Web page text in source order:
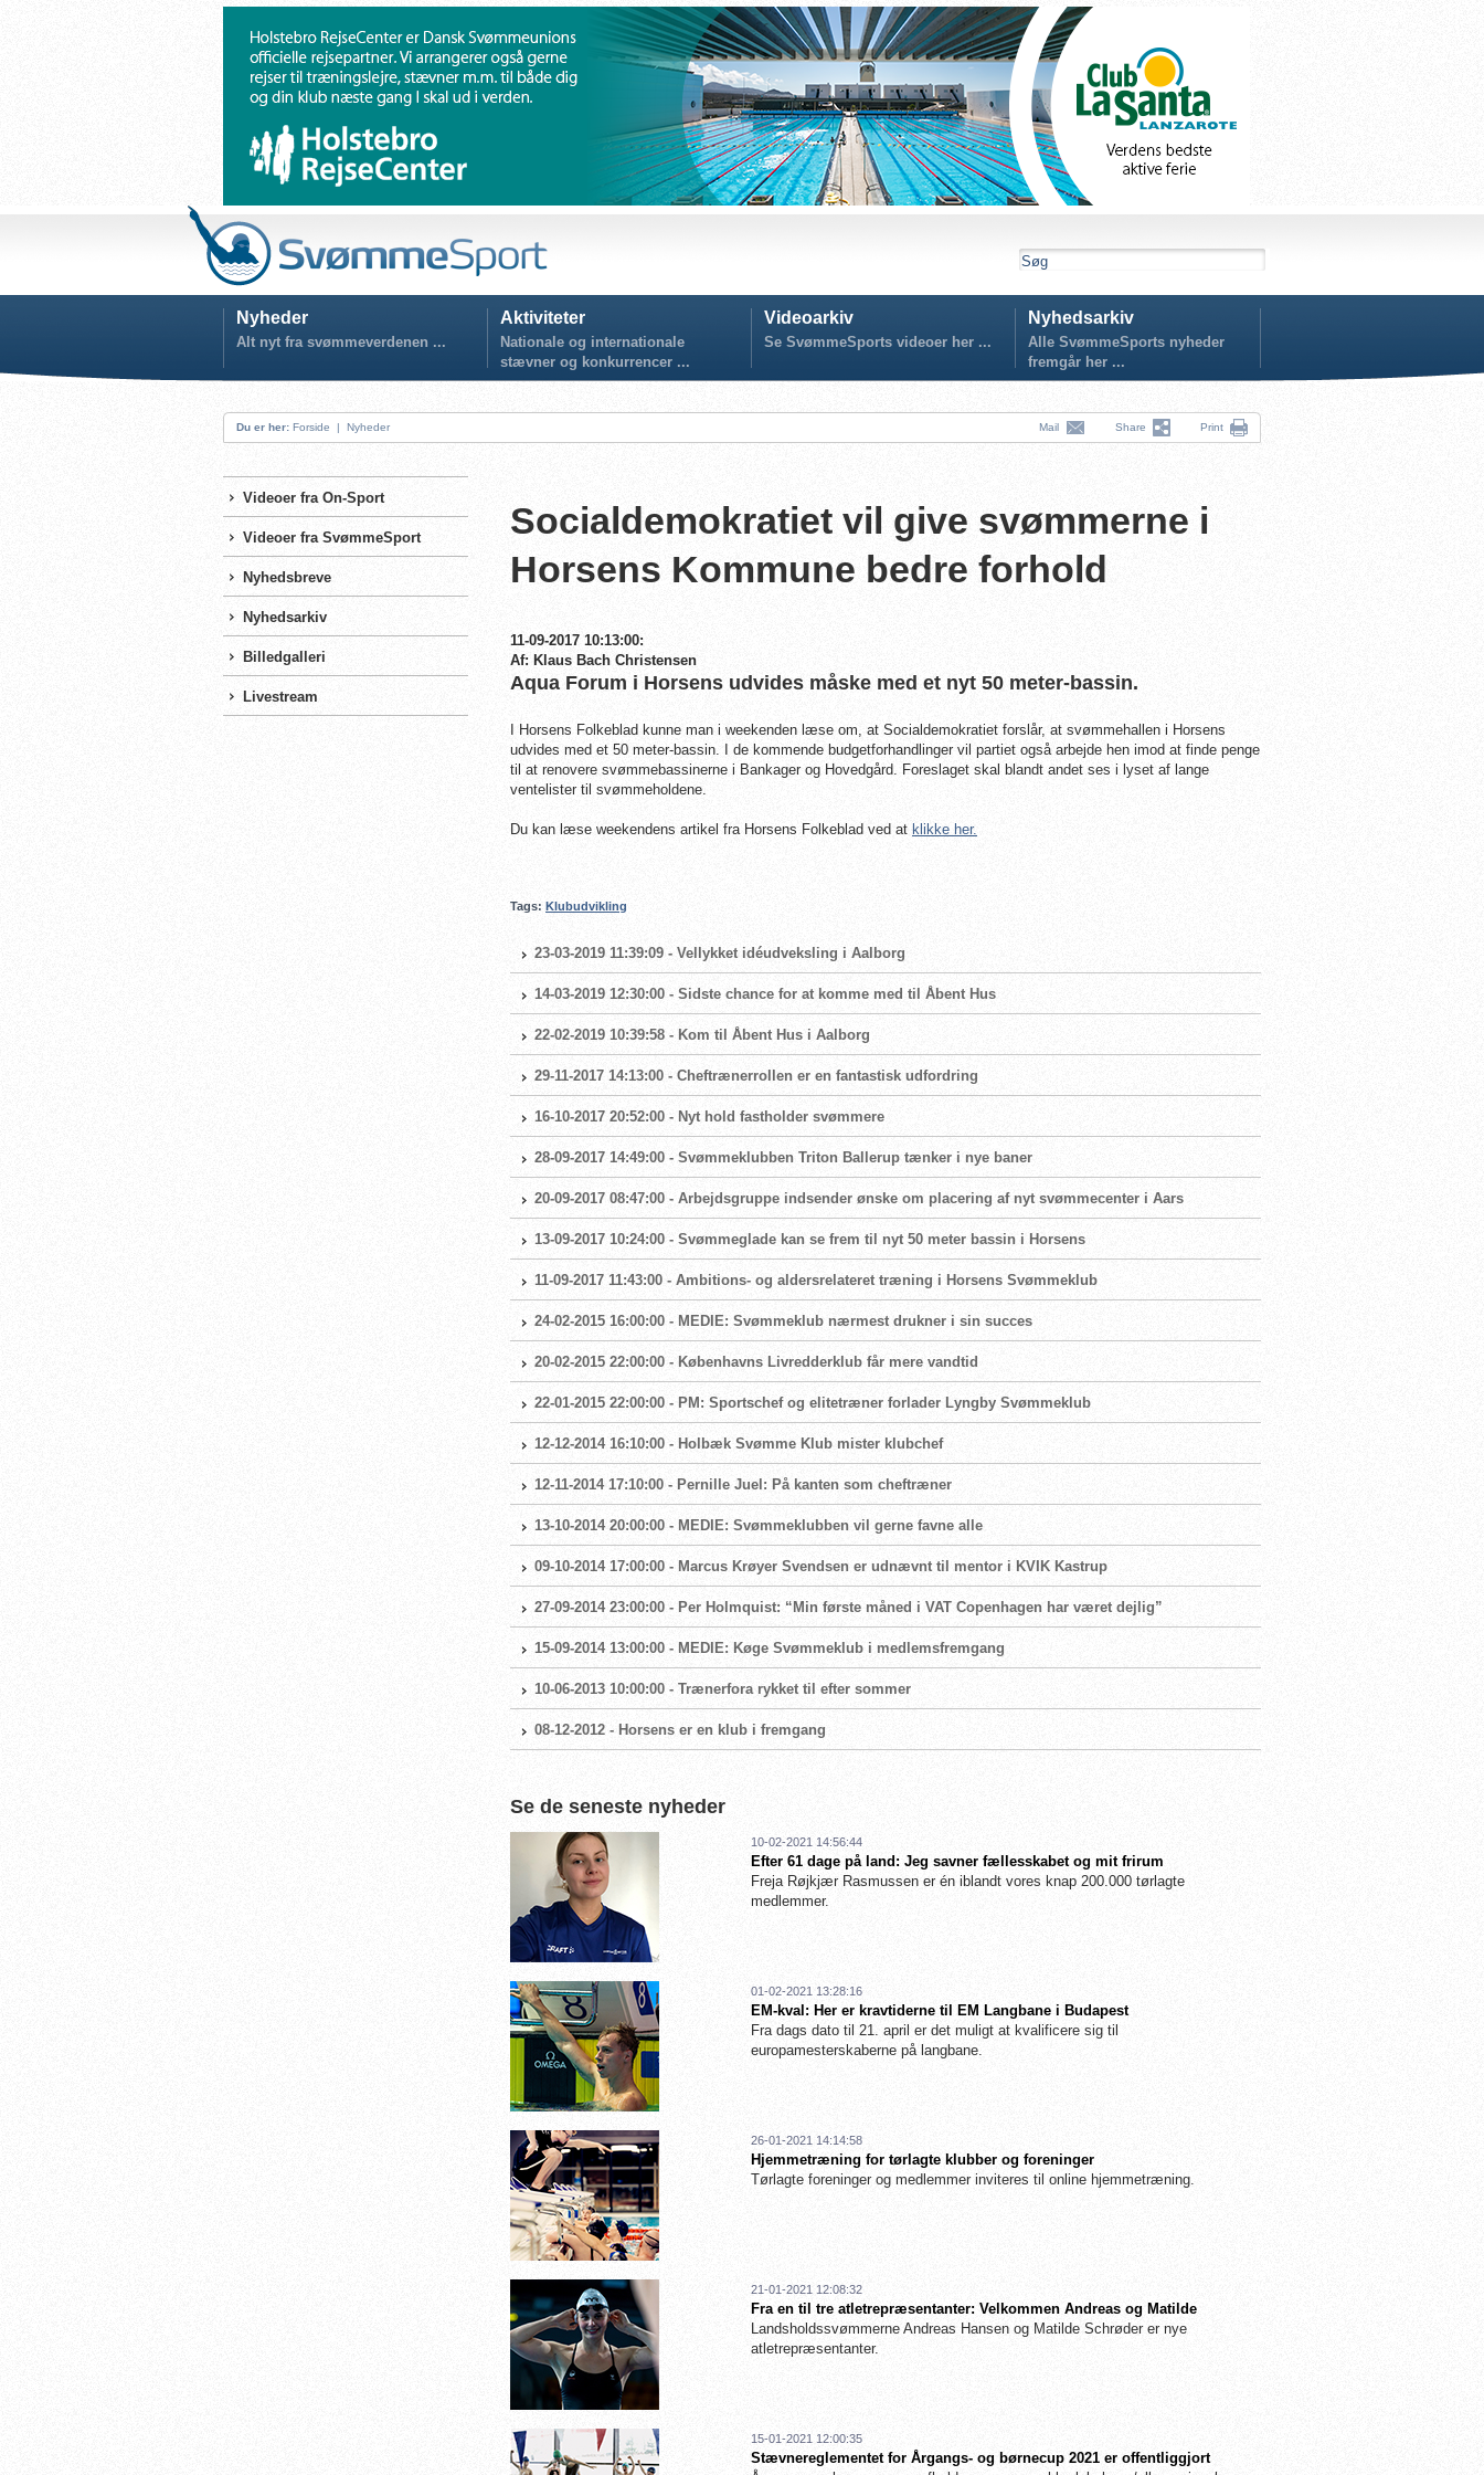
Nyheder
Alt nyt fra svømmeverdenen ...
Aktiviteter
Nationale og internationale
stævner og konkurrencer ...
Videoarkiv
Se SvømmeSports videoer her ...
Nyhedsarkiv
Alle SvømmeSports nyheder
fremgår her ...
Du er her: Forside | Nyheder Mail Share Print
Videoer fra On-Sport
Videoer fra SvømmeSport
Nyhedsbreve
Nyhedsarkiv
Billedgalleri
Livestream
Socialdemokratiet vil give svømmerne i
Horsens Kommune bedre forhold
11-09-2017 10:13:00:
Af: Klaus Bach Christensen
Aqua Forum i Horsens udvides måske med et nyt 50 meter-bassin.
I Horsens Folkeblad kunne man i weekenden læse om, at Socialdemokratiet forslår, at svømmehallen i Horsens
udvides med et 50 meter-bassin. I de kommende budgetforhandlinger vil partiet også arbejde hen imod at finde penge
til at renovere svømmebassinerne i Bankager og Hovedgård. Foreslaget skal blandt andet ses i lyset af lange
ventelister til svømmeholdene.
Du kan læse weekendens artikel fra Horsens Folkeblad ved at klikke her.
Tags: Klubudvikling
23-03-2019 11:39:09 - Vellykket idéudveksling i Aalborg
14-03-2019 12:30:00 - Sidste chance for at komme med til Åbent Hus
22-02-2019 10:39:58 - Kom til Åbent Hus i Aalborg
29-11-2017 14:13:00 - Cheftrænerrollen er en fantastisk udfordring
16-10-2017 20:52:00 - Nyt hold fastholder svømmere
28-09-2017 14:49:00 - Svømmeklubben Triton Ballerup tænker i nye baner
20-09-2017 08:47:00 - Arbejdsgruppe indsender ønske om placering af nyt svømmecenter i Aars
13-09-2017 10:24:00 - Svømmeglade kan se frem til nyt 50 meter bassin i Horsens
11-09-2017 11:43:00 - Ambitions- og aldersrelateret træning i Horsens Svømmeklub
24-02-2015 16:00:00 - MEDIE: Svømmeklub nærmest drukner i sin succes
20-02-2015 22:00:00 - Københavns Livredderklub får mere vandtid
22-01-2015 22:00:00 - PM: Sportschef og elitetræner forlader Lyngby Svømmeklub
12-12-2014 16:10:00 - Holbæk Svømme Klub mister klubchef
12-11-2014 17:10:00 - Pernille Juel: På kanten som cheftræner
13-10-2014 20:00:00 - MEDIE: Svømmeklubben vil gerne favne alle
09-10-2014 17:00:00 - Marcus Krøyer Svendsen er udnævnt til mentor i KVIK Kastrup
27-09-2014 23:00:00 - Per Holmquist: “Min første måned i VAT Copenhagen har været dejlig”
15-09-2014 13:00:00 - MEDIE: Køge Svømmeklub i medlemsfremgang
10-06-2013 10:00:00 - Trænerfora rykket til efter sommer
08-12-2012 - Horsens er en klub i fremgang
Se de seneste nyheder
10-02-2021 14:56:44
Efter 61 dage på land: Jeg savner fællesskabet og mit frirum
Freja Røjkjær Rasmussen er én iblandt vores knap 200.000 tørlagte
medlemmer.
01-02-2021 13:28:16
EM-kval: Her er kravtiderne til EM Langbane i Budapest
Fra dags dato til 21. april er det muligt at kvalificere sig til
europamesterskaberne på langbane.
26-01-2021 14:14:58
Hjemmetræning for tørlagte klubber og foreninger
Tørlagte foreninger og medlemmer inviteres til online hjemmetræning.
21-01-2021 12:08:32
Fra en til tre atletrepræsentanter: Velkommen Andreas og Matilde
Landsholdssvømmerne Andreas Hansen og Matilde Schrøder er nye
atletrepræsentanter.
15-01-2021 12:00:35
Stævnereglementet for Årgangs- og børnecup 2021 er offentliggjort